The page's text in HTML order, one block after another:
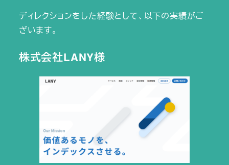
ディレクションをした経験として、以下の実績がご
ざいます。
株式会社LANY様